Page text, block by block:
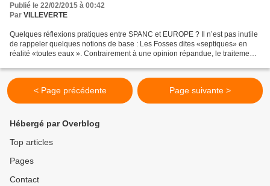
Publié le 22/02/2015 à 00:42
Par VILLEVERTE
Quelques réflexions pratiques entre SPANC et EUROPE ? Il n’est pas inutile
de rappeler quelques notions de base : Les Fosses dites «septiques» en
réalité «toutes eaux ». Contrairement à une opinion répandue, le traitement
< Page précédente Page suivante >
Hébergé par Overblog
Top articles
Pages
Contact